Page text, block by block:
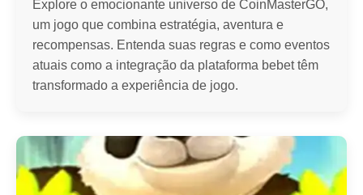
Explore o emocionante universo de CoinMasterGO,
um jogo que combina estratégia, aventura e
recompensas. Entenda suas regras e como eventos
atuais como a integração da plataforma bebet têm
transformado a experiência de jogo.